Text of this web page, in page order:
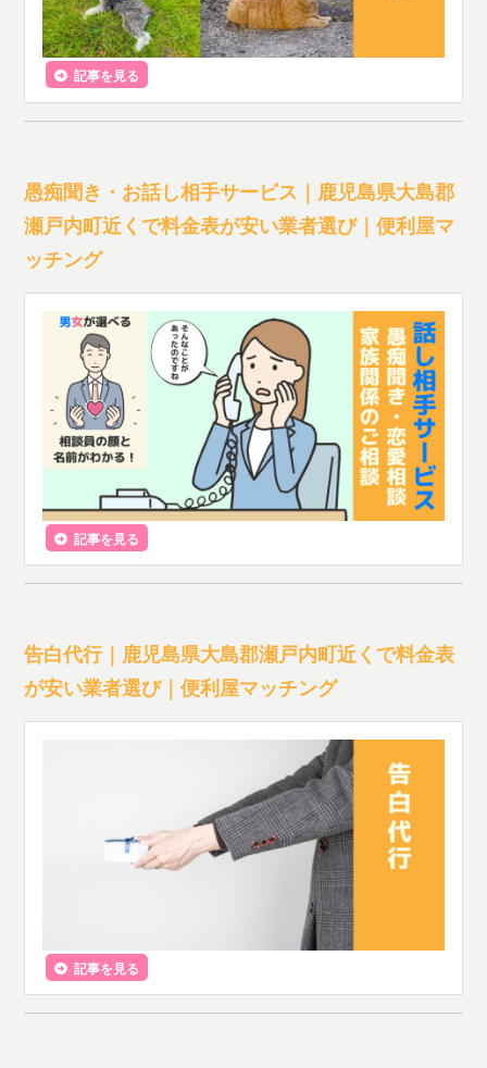
記事を見る
愚痴聞き・お話し相手サービス｜鹿児島県大島郡
瀬戸内町近くで料金表が安い業者選び｜便利屋マ
ッチング
記事を見る
告白代行｜鹿児島県大島郡瀬戸内町近くで料金表
が安い業者選び｜便利屋マッチング
記事を見る